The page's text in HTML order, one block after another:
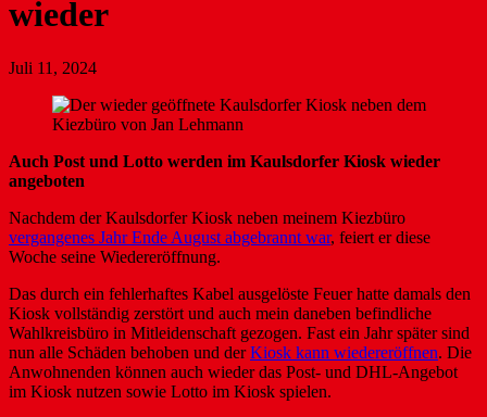
wieder
Juli 11, 2024
Auch Post und Lotto werden im Kaulsdorfer Kiosk wieder
angeboten
Nachdem der Kaulsdorfer Kiosk neben meinem Kiezbüro
vergangenes Jahr Ende August abgebrannt war, feiert er diese
Woche seine Wiedereröffnung.
Das durch ein fehlerhaftes Kabel ausgelöste Feuer hatte damals den
Kiosk vollständig zerstört und auch mein daneben befindliche
Wahlkreisbüro in Mitleidenschaft gezogen. Fast ein Jahr später sind
nun alle Schäden behoben und derKiosk kann wiedereröffnen. Die
Anwohnenden können auch wieder das Post- und DHL-Angebot
im Kiosk nutzen sowie Lotto im Kiosk spielen.